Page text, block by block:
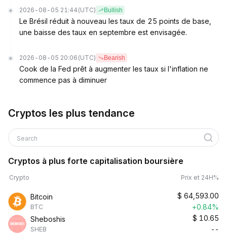
2026-08-05 21:44 (UTC) Bullish
Le Brésil réduit à nouveau les taux de 25 points de base,
une baisse des taux en septembre est envisagée.
2026-08-05 20:06 (UTC) Bearish
Cook de la Fed prêt à augmenter les taux si l'inflation ne
commence pas à diminuer
Cryptos les plus tendance
Search
Cryptos à plus forte capitalisation boursière
Crypto Prix et 24H%
Bitcoin
BTC
$ 64,593.00
+0.84%
Sheboshis
SHEB
$ 10.65
--